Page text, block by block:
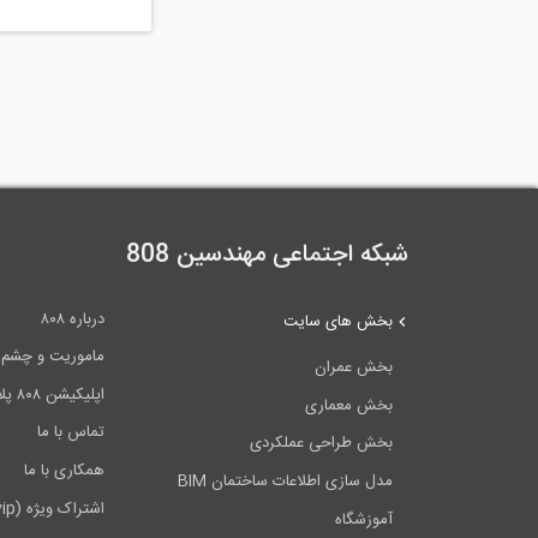
شبکه اجتماعی مهندسین 808
درباره ۸۰۸
ماموریت و چشم
اپلیکیشن ۸۰۸ پلاس
تماس با ما
همکاری با ما
اشتراک ویژه (vip)
بخش های سایت
بخش عمران
بخش معماری
بخش طراحی عملکردی
مدل سازی اطلاعات ساختمان BIM
آموزشگاه